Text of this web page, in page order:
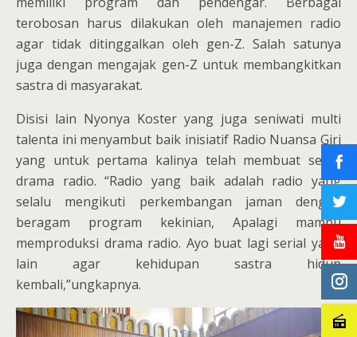
terobosan harus dilakukan oleh manajemen radio
agar tidak ditinggalkan oleh gen-Z. Salah satunya
juga dengan mengajak gen-Z untuk membangkitkan
sastra di masyarakat.
Disisi lain Nyonya Koster yang juga seniwati multi
talenta ini menyambut baik inisiatif Radio Nuansa Giri
yang untuk pertama kalinya telah membuat serial
drama radio. “Radio yang baik adalah radio yang
selalu mengikuti perkembangan jaman dengan
beragam program kekinian, Apalagi mampu
memproduksi drama radio. Ayo buat lagi serial yang
lain agar kehidupan sastra hidup
kembali,”ungkapnya.